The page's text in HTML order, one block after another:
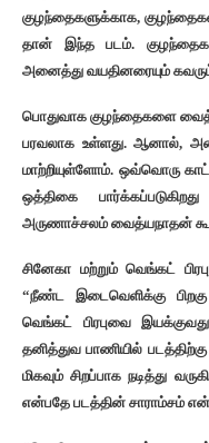
குழந்தைகளுக்காக,
தான் இந்த படம்.
அனைத்து வயதினரையும்
பொதுவாக குழந்தைகளை
பரவலாக உள்ளது. ஆனால்,
மாற்றியுள்ளோம். ஒவ்வொரு
ஒத்திகை
அருணாச்சலம் வைத்யநாதன்
சினேகா மற்றும் வெங்கட்
“நீண்ட இடைவெளிக்கு பிறகு
வெங்கட் பிரபுவை
தனித்துவ பாணியில்
மிகவும் சிறப்பாக நடித்து
என்பதே படத்தின் சாராம்சம்